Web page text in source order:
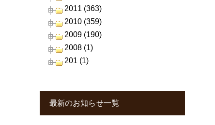
2011 (363)
2010 (359)
2009 (190)
2008 (1)
201 (1)
最新のお知らせ一覧